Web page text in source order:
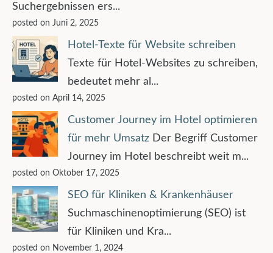
Suchergebnissen ers...
posted on Juni 2, 2025
Hotel-Texte für Website schreiben
Texte für Hotel-Websites zu schreiben,
bedeutet mehr al...
posted on April 14, 2025
Customer Journey im Hotel optimieren
für mehr Umsatz Der Begriff Customer
Journey im Hotel beschreibt weit m...
posted on Oktober 17, 2025
SEO für Kliniken & Krankenhäuser
Suchmaschinenoptimierung (SEO) ist
für Kliniken und Kra...
posted on November 1, 2024